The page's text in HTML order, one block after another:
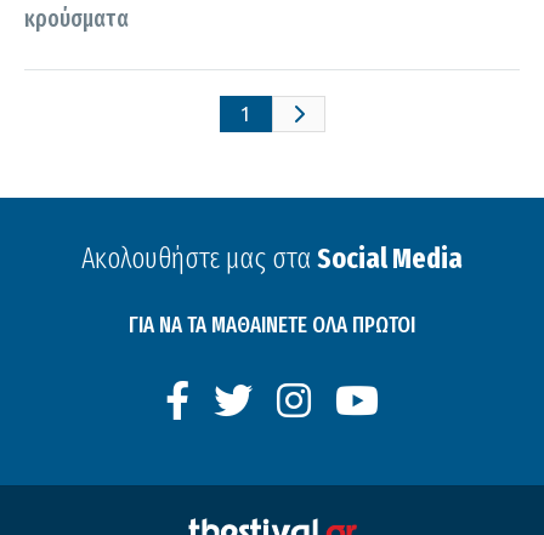
κρούσματα
1
Ακολουθήστε μας στα Social Media
ΓΙΑ ΝΑ ΤΑ ΜΑΘΑΙΝΕΤΕ ΟΛΑ ΠΡΩΤΟΙ